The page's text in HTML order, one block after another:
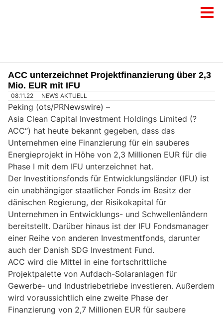
ACC unterzeichnet Projektfinanzierung über 2,3
Mio. EUR mit IFU
08.11.22 NEWS AKTUELL
Peking (ots/PRNewswire) –
Asia Clean Capital Investment Holdings Limited (?
ACC“) hat heute bekannt gegeben, dass das
Unternehmen eine Finanzierung für ein sauberes
Energieprojekt in Höhe von 2,3 Millionen EUR für die
Phase I mit dem IFU unterzeichnet hat.
Der Investitionsfonds für Entwicklungsländer (IFU) ist
ein unabhängiger staatlicher Fonds im Besitz der
dänischen Regierung, der Risikokapital für
Unternehmen in Entwicklungs- und Schwellenländern
bereitstellt. Darüber hinaus ist der IFU Fondsmanager
einer Reihe von anderen Investmentfonds, darunter
auch der Danish SDG Investment Fund.
ACC wird die Mittel in eine fortschrittliche
Projektpalette von Aufdach-Solaranlagen für
Gewerbe- und Industriebetriebe investieren. Außerdem
wird voraussichtlich eine zweite Phase der
Finanzierung von 2,7 Millionen EUR für saubere